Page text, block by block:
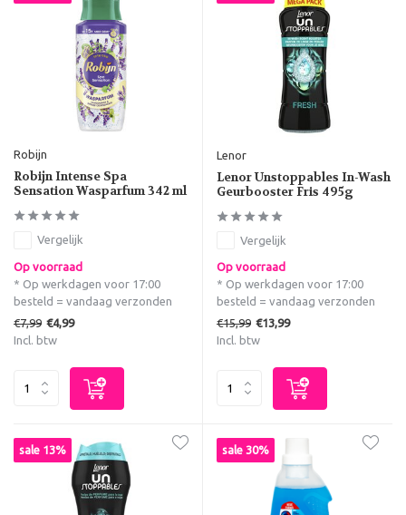
Robijn
Robijn Intense Spa
Sensation Wasparfum 342 ml
Vergelijk
Op voorraad
* Op werkdagen voor 17:00
besteld = vandaag verzonden
€7,99 €4,99
Incl. btw
Lenor
Lenor Unstoppables In-Wash
Geurbooster Fris 495g
Vergelijk
Op voorraad
* Op werkdagen voor 17:00
besteld = vandaag verzonden
€15,99 €13,99
Incl. btw
sale 13% sale 30%